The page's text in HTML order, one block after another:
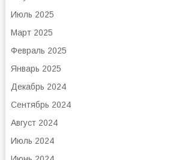
Июль 2025
Март 2025
Февраль 2025
Январь 2025
Декабрь 2024
Сентябрь 2024
Август 2024
Июль 2024